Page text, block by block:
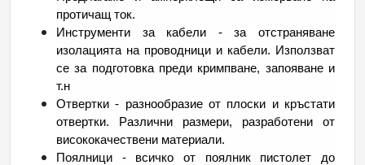
протичащ ток.
Инструменти за кабели - за отстраняване
изолацията на проводници и кабели. Използват
се за подготовка преди кримпване, запояване и
т.н
Отвертки - разнообразие от плоски и кръстати
отвертки. Различни размери, разработени от
висококачествени материали.
Поялници - всичко от поялник пистолет до